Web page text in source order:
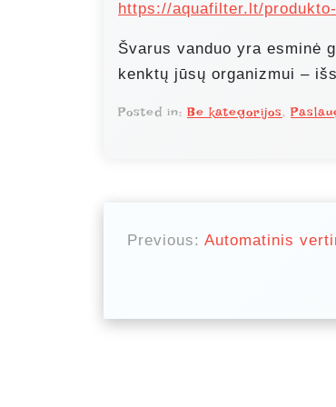
https://aquafilter.lt/
Švarus vanduo yra esminė
kenktų jūsų organizmui –
Posted in: Be kategorijos,
i
Previous: Automatinis